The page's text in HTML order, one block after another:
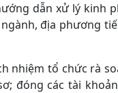
dẫn xử lý kinh
địa phương
nhiệm tổ chức rà
đóng các tài